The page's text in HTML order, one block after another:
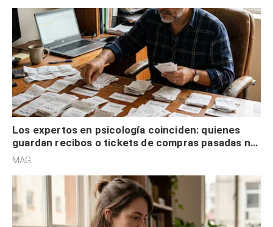
Los expertos en psicología coinciden: quienes
guardan recibos o tickets de compras pasadas no
son acumuladores, sino que tienen necesidad de
MAG.